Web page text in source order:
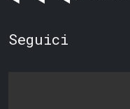
Seguici